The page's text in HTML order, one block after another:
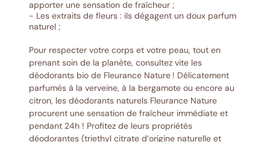
apporter une sensation de fraîcheur ;
- Les extraits de fleurs : ils dégagent un doux parfum
naturel ;
Pour respecter votre corps et votre peau, tout en
prenant soin de la planète, consultez vite les
déodorants bio de Fleurance Nature ! Délicatement
parfumés à la verveine, à la bergamote ou encore au
citron, les déodorants naturels Fleurance Nature
procurent une sensation de fraîcheur immédiate et
pendant 24h ! Profitez de leurs propriétés
déodorantes (triethyl citrate d’origine naturelle et